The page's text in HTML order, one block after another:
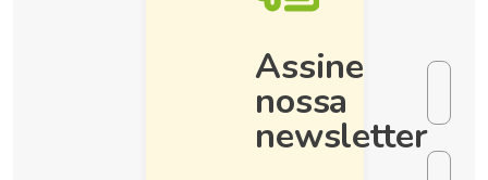
Assine
nossa
newsletter